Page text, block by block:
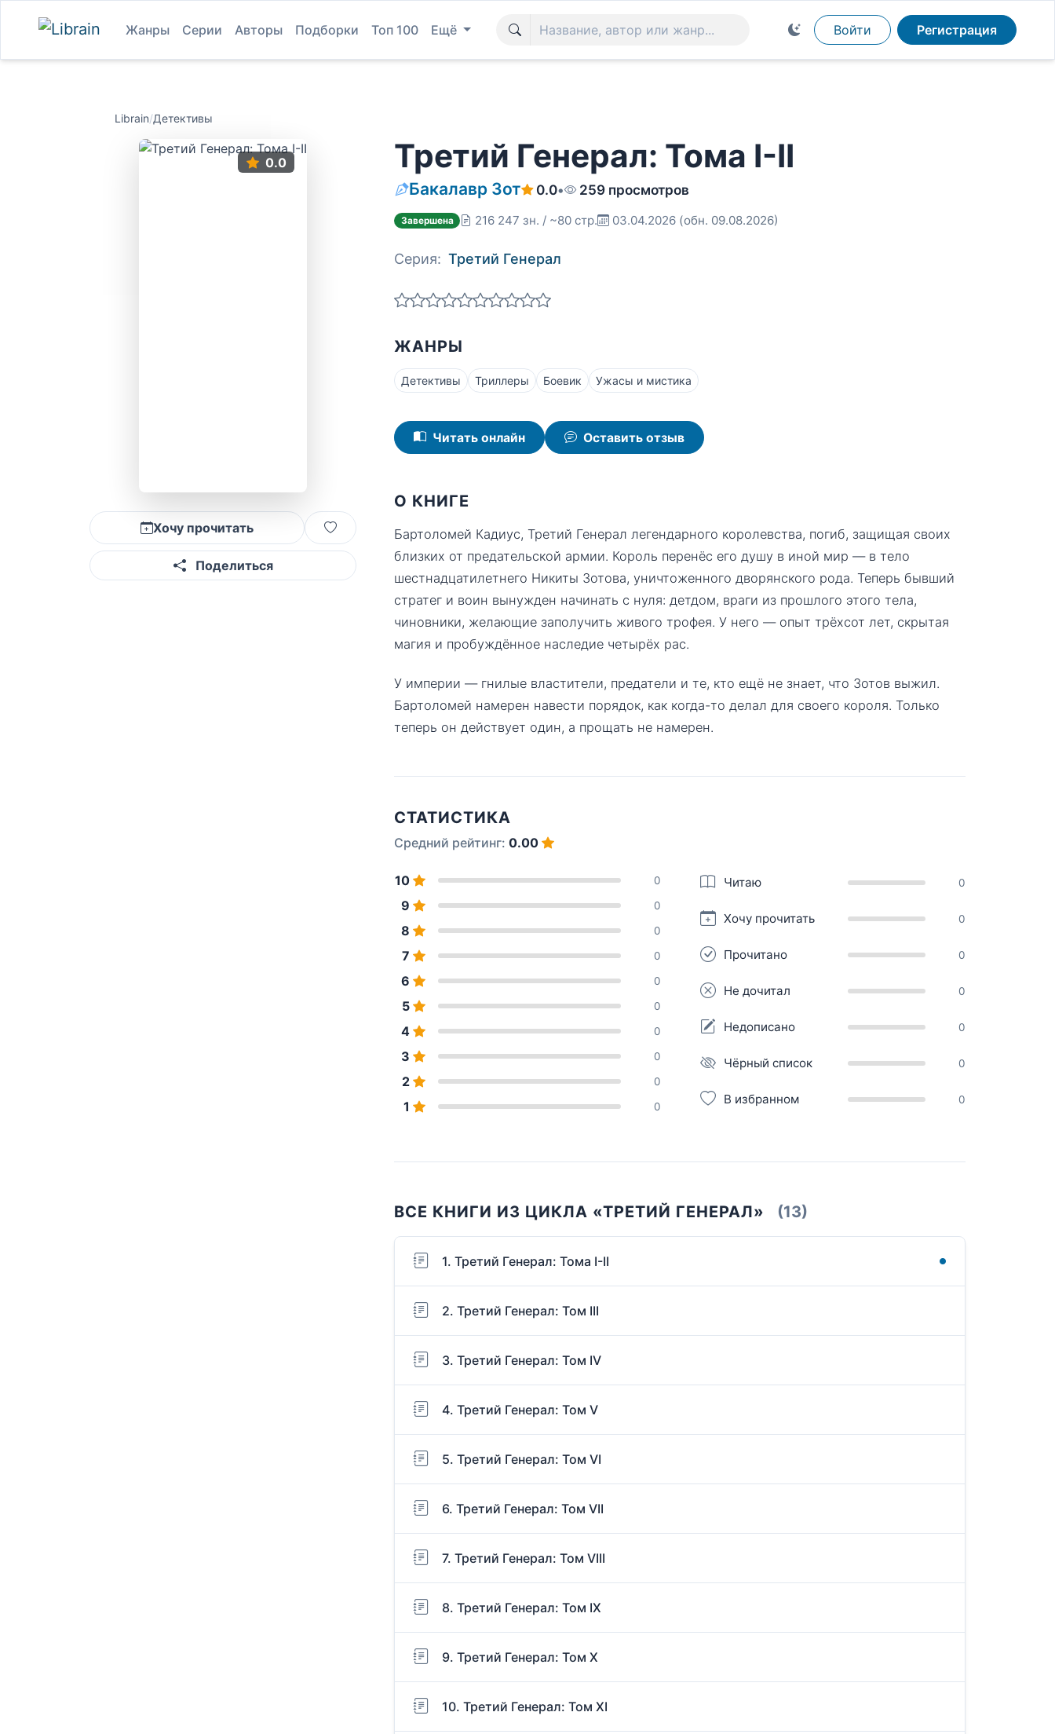
Жанры Серии Авторы Подборки Топ 100 Ещё Войти Регистрация
Librain/Детективы
0.0
Хочу прочитать
Поделиться
Третий Генерал: Тома I-II
Бакалавр Зот 0.0• 259 просмотров
Завершена 216 247 зн. / ~80 стр. 03.04.2026 (обн. 09.08.2026)
Серия: Третий Генерал
ЖАНРЫ
Детективы Триллеры Боевик Ужасы и мистика
Читать онлайн Оставить отзыв
О КНИГЕ
Бартоломей Кадиус, Третий Генерал легендарного королевства, погиб, защищая своих
близких от предательской армии. Король перенёс его душу в иной мир — в тело
шестнадцатилетнего Никиты Зотова, уничтоженного дворянского рода. Теперь бывший
стратег и воин вынужден начинать с нуля: детдом, враги из прошлого этого тела,
чиновники, желающие заполучить живого трофея. У него — опыт трёхсот лет, скрытая
магия и пробуждённое наследие четырёх рас.
У империи — гнилые властители, предатели и те, кто ещё не знает, что Зотов выжил.
Бартоломей намерен навести порядок, как когда-то делал для своего короля. Только
теперь он действует один, а прощать не намерен.
СТАТИСТИКА
Средний рейтинг: 0.00
10 0
9 0
8 0
7 0
6 0
5 0
4 0
3 0
2 0
1 0
Читаю 0
Хочу прочитать 0
Прочитано 0
Не дочитал 0
Недописано 0
Чёрный список 0
В избранном 0
ВСЕ КНИГИ ИЗ ЦИКЛА «ТРЕТИЙ ГЕНЕРАЛ» (13)
1. Третий Генерал: Тома I-II
2. Третий Генерал: Том III
3. Третий Генерал: Том IV
4. Третий Генерал: Том V
5. Третий Генерал: Том VI
6. Третий Генерал: Том VII
7. Третий Генерал: Том VIII
8. Третий Генерал: Том IX
9. Третий Генерал: Том X
10. Третий Генерал: Том XI